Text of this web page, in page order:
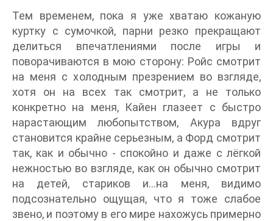
Тем временем, пока я уже хватаю кожаную
куртку с сумочкой, парни резко прекращают
делиться впечатлениями после игры и
поворачиваются в мою сторону: Ройс смотрит
на меня с холодным презрением во взгляде,
хотя он на всех так смотрит, а не только
конкретно на меня, Кайен глазеет с быстро
нарастающим любопытством, Акура вдруг
становится крайне серьезным, а Форд смотрит
так, как и обычно - спокойно и даже с лёгкой
нежностью во взгляде, как он обычно смотрит
на детей, стариков и...на меня, видимо
подсознательно ощущая, что я тоже слабое
звено, и поэтому в его мире нахожусь примерно